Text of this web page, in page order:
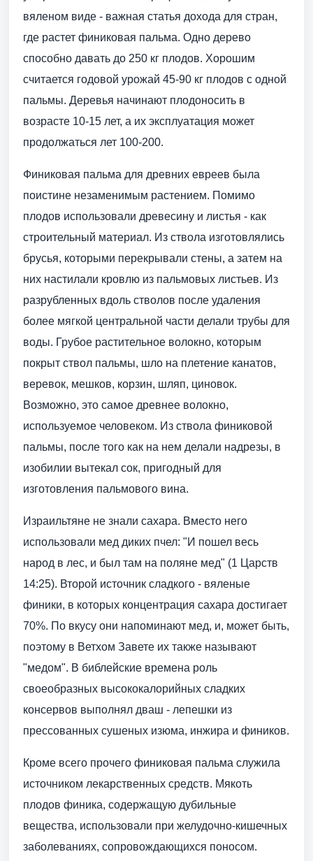
вяленом виде - важная статья дохода для стран,
где растет финиковая пальма. Одно дерево
способно давать до 250 кг плодов. Хорошим
считается годовой урожай 45-90 кг плодов с одной
пальмы. Деревья начинают плодоносить в
возрасте 10-15 лет, а их эксплуатация может
продолжаться лет 100-200.
Финиковая пальма для древних евреев была
поистине незаменимым растением. Помимо
плодов использовали древесину и листья - как
строительный материал. Из ствола изготовлялись
брусья, которыми перекрывали стены, а затем на
них настилали кровлю из пальмовых листьев. Из
разрубленных вдоль стволов после удаления
более мягкой центральной части делали трубы для
воды. Грубое растительное волокно, которым
покрыт ствол пальмы, шло на плетение канатов,
веревок, мешков, корзин, шляп, циновок.
Возможно, это самое древнее волокно,
используемое человеком. Из ствола финиковой
пальмы, после того как на нем делали надрезы, в
изобилии вытекал сок, пригодный для
изготовления пальмового вина.
Израильтяне не знали сахара. Вместо него
использовали мед диких пчел: "И пошел весь
народ в лес, и был там на поляне мед" (1 Царств
14:25). Второй источник сладкого - вяленые
финики, в которых концентрация сахара достигает
70%. По вкусу они напоминают мед, и, может быть,
поэтому в Ветхом Завете их также называют
"медом". В библейские времена роль
своеобразных высококалорийных сладких
консервов выполнял дваш - лепешки из
прессованных сушеных изюма, инжира и фиников.
Кроме всего прочего финиковая пальма служила
источником лекарственных средств. Мякоть
плодов финика, содержащую дубильные
вещества, использовали при желудочно-кишечных
заболеваниях, сопровождающихся поносом.